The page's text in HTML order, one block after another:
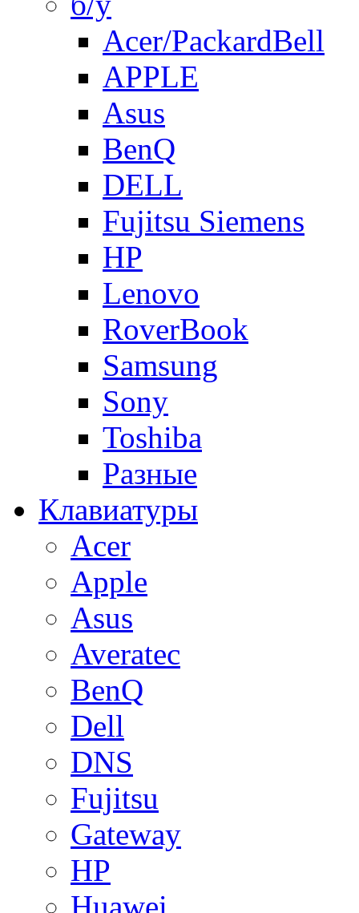
Acer/PackardBell
APPLE
Asus
BenQ
DELL
Fujitsu Siemens
HP
Lenovo
RoverBook
Samsung
Sony
Toshiba
Разные
Клавиатуры
Acer
Apple
Asus
Averatec
BenQ
Dell
DNS
Fujitsu
Gateway
HP
Huawei